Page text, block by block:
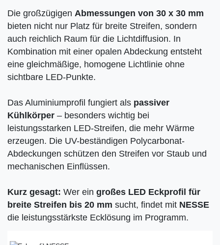
Die großzügigen Abmessungen von 30 x 30 mm
bieten nicht nur Platz für breite Streifen, sondern
auch reichlich Raum für die Lichtdiffusion. In
Kombination mit einer opalen Abdeckung entsteht
eine gleichmäßige, homogene Lichtlinie ohne
sichtbare LED-Punkte.
Das Aluminiumprofil fungiert als passiver
Kühlkörper – besonders wichtig bei
leistungsstarken LED-Streifen, die mehr Wärme
erzeugen. Die UV-beständigen Polycarbonat-
Abdeckungen schützen den Streifen vor Staub und
mechanischen Einflüssen.
Kurz gesagt: Wer ein großes LED Eckprofil für
breite Streifen bis 20 mm sucht, findet mit NESSE
die leistungsstärkste Ecklösung im Programm.